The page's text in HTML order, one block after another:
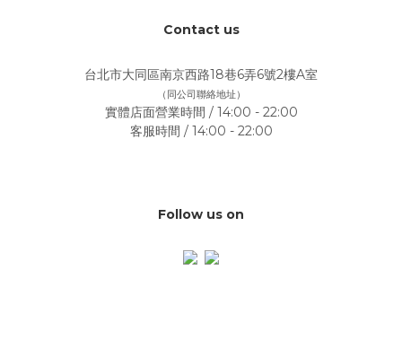
Contact us
台北市大同區南京西路18巷6弄6號2樓A室
（同公司聯絡地址）
實體店面營業時間 / 14:00 - 22:00
客服時間 / 14:00 - 22:00
Follow us on